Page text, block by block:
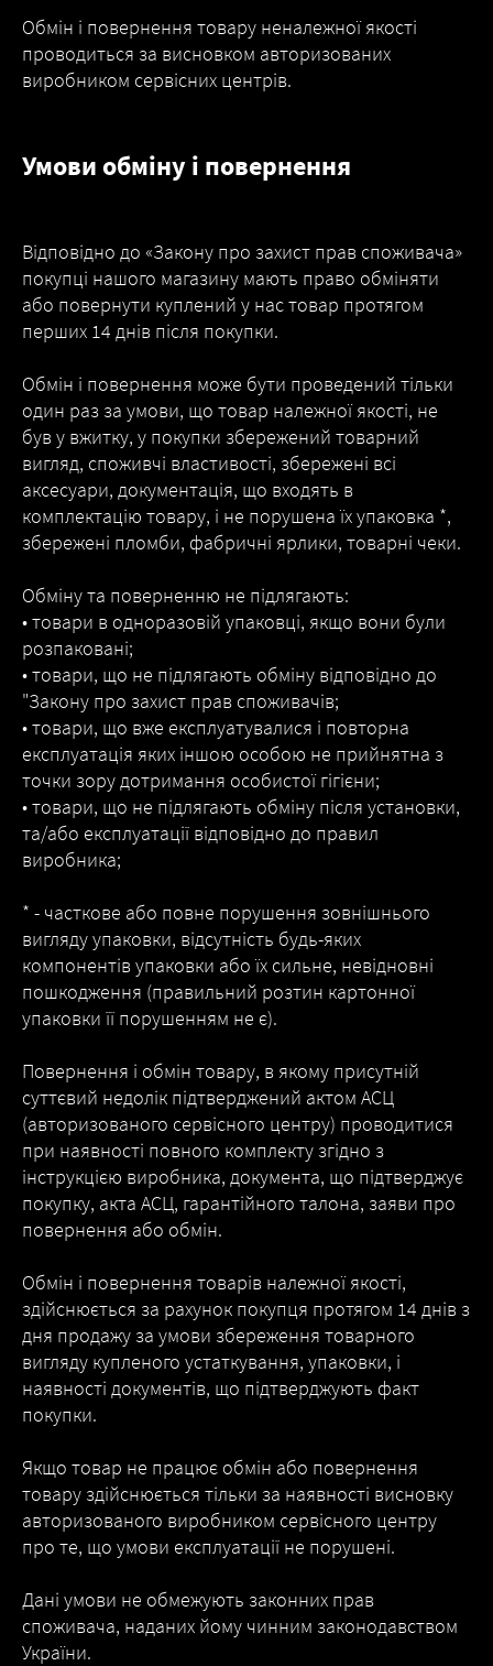
Обмін і повернення товару неналежної якості
проводиться за висновком авторизованих
виробником сервісних центрів.
Умови обміну і повернення
Відповідно до «Закону про захист прав споживача»
покупці нашого магазину мають право обміняти
або повернути куплений у нас товар протягом
перших 14 днів після покупки.
Обмін і повернення може бути проведений тільки
один раз за умови, що товар належної якості, не
був у вжитку, у покупки збережений товарний
вигляд, споживчі властивості, збережені всі
аксесуари, документація, що входять в
комплектацію товару, і не порушена їх упаковка *,
збережені пломби, фабричні ярлики, товарні чеки.
Обміну та поверненню не підлягають:
• товари в одноразовій упаковці, якщо вони були
розпаковані;
• товари, що не підлягають обміну відповідно до
"Закону про захист прав споживачів;
• товари, що вже експлуатувалися і повторна
експлуатація яких іншою особою не прийнятна з
точки зору дотримання особистої гігієни;
• товари, що не підлягають обміну після установки,
та/або експлуатації відповідно до правил
виробника;
* - часткове або повне порушення зовнішнього
вигляду упаковки, відсутність будь-яких
компонентів упаковки або їх сильне, невідновні
пошкодження (правильний розтин картонної
упаковки її порушенням не є).
Повернення і обмін товару, в якому присутній
суттєвий недолік підтверджений актом АСЦ
(авторизованого сервісного центру) проводитися
при наявності повного комплекту згідно з
інструкцією виробника, документа, що підтверджує
покупку, акта АСЦ, гарантійного талона, заяви про
повернення або обмін.
Обмін і повернення товарів належної якості,
здійснюється за рахунок покупця протягом 14 днів з
дня продажу за умови збереження товарного
вигляду купленого устаткування, упаковки, і
наявності документів, що підтверджують факт
покупки.
Якщо товар не працює обмін або повернення
товару здійснюється тільки за наявності висновку
авторизованого виробником сервісного центру
про те, що умови експлуатації не порушені.
Дані умови не обмежують законних прав
споживача, наданих йому чинним законодавством
України.